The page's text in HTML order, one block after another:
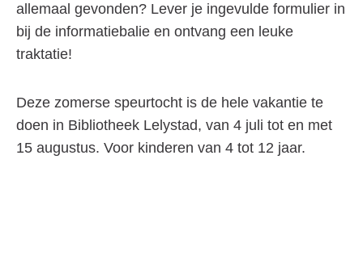
allemaal gevonden? Lever je ingevulde formulier in
bij de informatiebalie en ontvang een leuke
traktatie!
Deze zomerse speurtocht is de hele vakantie te
doen in Bibliotheek Lelystad, van 4 juli tot en met
15 augustus. Voor kinderen van 4 tot 12 jaar.